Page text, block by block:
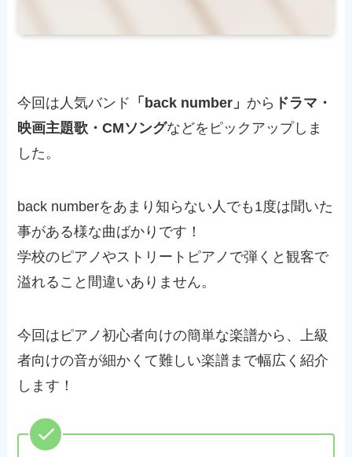
今回は人気バンド 「 back number 」 から ドラマ・
映画主題歌・CMソングなどをピックアップしま
した。
back numberをあまり知らない人でも1度は聞いた
事がある様な曲ばかりです！
学校のピアノやストリートピアノで弾くと観客で
溢れること間違いありません。
今回はピアノ初心者向けの簡単な楽譜から、上級
者向けの音が細かくて難しい楽譜まで幅広く紹介
します！